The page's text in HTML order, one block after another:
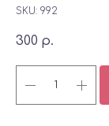
SKU: 992
300 р.